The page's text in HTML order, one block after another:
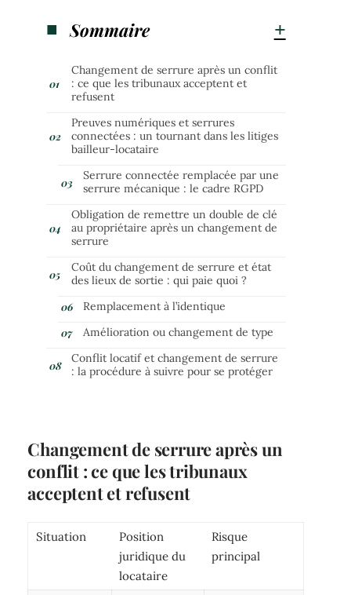
Sommaire
Changement de serrure après un conflit
: ce que les tribunaux acceptent et
refusent
Preuves numériques et serrures
connectées : un tournant dans les litiges
bailleur-locataire
Serrure connectée remplacée par une
serrure mécanique : le cadre RGPD
Obligation de remettre un double de clé
au propriétaire après un changement de
serrure
Coût du changement de serrure et état
des lieux de sortie : qui paie quoi ?
Remplacement à l’identique
Amélioration ou changement de type
Conflit locatif et changement de serrure
: la procédure à suivre pour se protéger
Changement de serrure après un
conflit : ce que les tribunaux
acceptent et refusent
Situation
Position
juridique du
locataire
Risque
principal